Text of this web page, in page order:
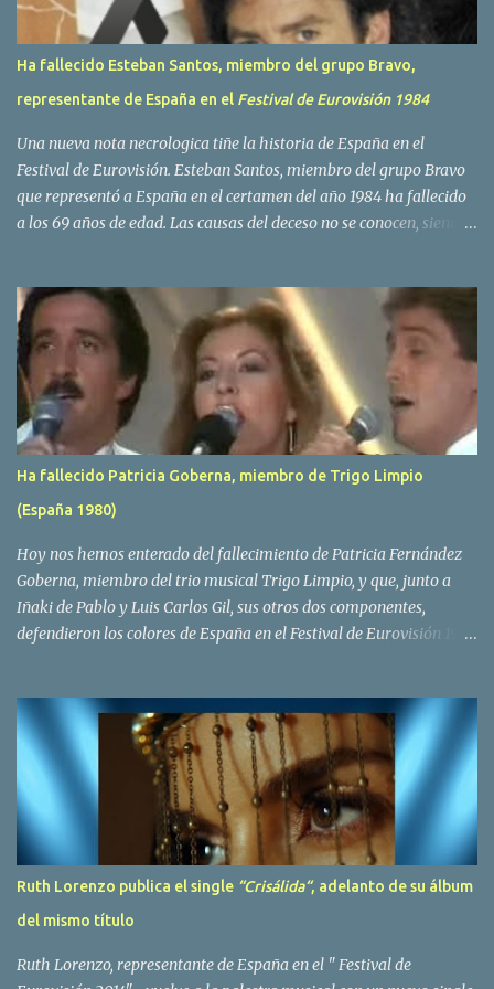
Ha fallecido Esteban Santos, miembro del grupo Bravo,
representante de España en el Festival de Eurovisión 1984
Una nueva nota necrologica tiñe la historia de España en el
Festival de Eurovisión. Esteban Santos, miembro del grupo Bravo
que representó a España en el certamen del año 1984 ha fallecido
a los 69 años de edad. Las causas del deceso no se conocen, siendo
traves de las redes sociales. Nacido en Tolosa en 1951, durante su
epoca universitaria en la carrera de empresariales conoció al
estudiante de medicina Luis Villar, comenzando a actuar
juntos,Santos a la guitarra y Villar al piano, sin atreverse a dar el
salto al mercado profesional. Sin embargo esto cambió gracias a la
propia Amaia Saizar, que tras su abandono de Trigo Limpio,
recibió por parte de la discografica Hispavox el encargo de crear
un nuevo grupo, reclutando al duo de amigos y a la ex modelo
Yolanda Hoyos. Con los cuatro surgió en el año 1982 el grupo
Ha fallecido Patricia Goberna, miembro de Trigo Limpio
(España 1980)
Hoy nos hemos enterado del fallecimiento de Patricia Fernández
Goberna, miembro del trio musical Trigo Limpio, y que, junto a
Iñaki de Pablo y Luis Carlos Gil, sus otros dos componentes,
defendieron los colores de España en el Festival de Eurovisión 1980
padeciendo desde hace tiempo. Patricia Fernández Goberna,
nacida en 1957, entró a formar parte de la formación musical
antes mencionada en el año 1979 sustituyendo a Amaya Saizar. Es
el año 1980 cuando son elegidos para representar a España en
Dublín donde, con su tema Quedate esta noche, obtienen el puesto
12 de 19 países. Tras esta participación graban en Estados Unidos
el disco Entrañablemente , abriendole las puertas del éxito en
America Latina, en especial en Mexico, en donde pasan largas
temporadas. En Trigo Limpio permanecerá hasta el año 1988,
Ruth Lorenzo publica el single “Crisálida“, adelanto de su álbum
del mismo título
Ruth Lorenzo, representante de España en el " Festival de